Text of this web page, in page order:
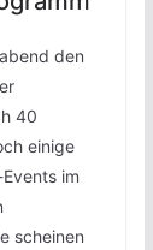
den
40
einige
im
scheinen